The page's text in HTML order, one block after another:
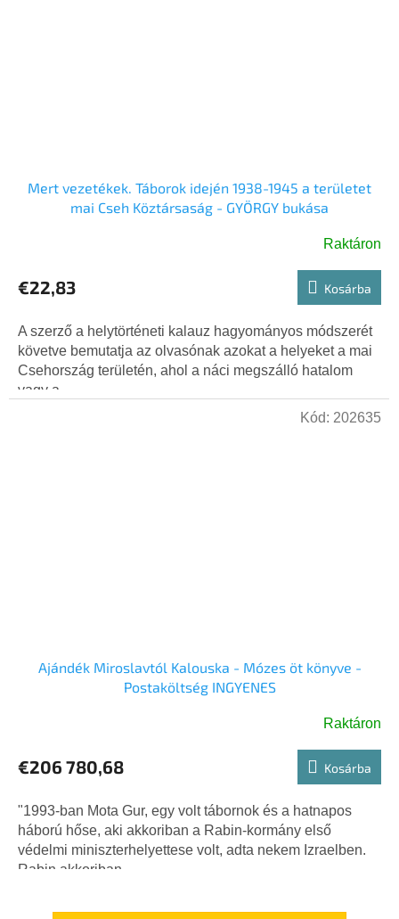
Mert vezetékek. Táborok idején 1938-1945 a területet
mai Cseh Köztársaság - GYÖRGY bukása
Raktáron
€22,83 Kosárba
A szerző a helytörténeti kalauz hagyományos módszerét
követve bemutatja az olvasónak azokat a helyeket a mai
Csehország területén, ahol a náci megszálló hatalom
vagy a...
Ajándék Miroslavtól Kalouska - Mózes öt könyve -
Postaköltség INGYENES
Raktáron
€206 780,68 Kosárba
"1993-ban Mota Gur, egy volt tábornok és a hatnapos
háború hőse, aki akkoriban a Rabin-kormány első
védelmi miniszterhelyettese volt, adta nekem Izraelben.
Rabin akkoriban...
Kód: 202635